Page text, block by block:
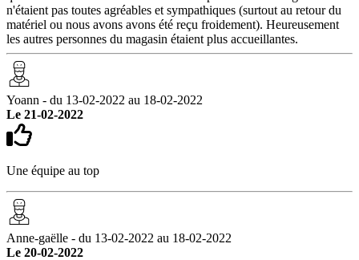
n'étaient pas toutes agréables et sympathiques (surtout au retour du
matériel ou nous avons avons été reçu froidement). Heureusement
les autres personnes du magasin étaient plus accueillantes.
Yoann - du 13-02-2022 au 18-02-2022
Le 21-02-2022
Une équipe au top
Anne-gaëlle - du 13-02-2022 au 18-02-2022
Le 20-02-2022